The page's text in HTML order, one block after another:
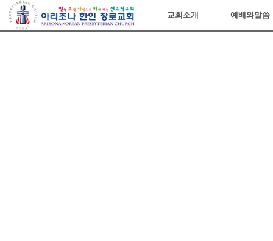
아리조나장로교회
교회소개 예배와말씀
Sketchbook5, 스케치북5